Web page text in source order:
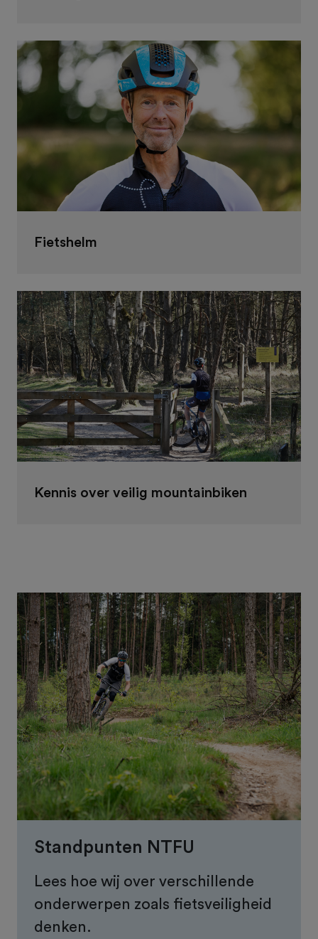
Fietshelm
Kennis over veilig mountainbiken
Standpunten NTFU
Lees hoe wij over verschillende
onderwerpen zoals fietsveiligheid
denken.